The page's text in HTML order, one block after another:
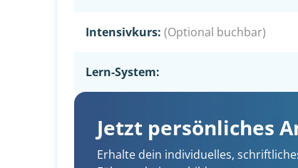
Intensivkurs: (Optional buchbar)
Lern-System:
Jetzt persönliches
Erhalte dein individuelles,